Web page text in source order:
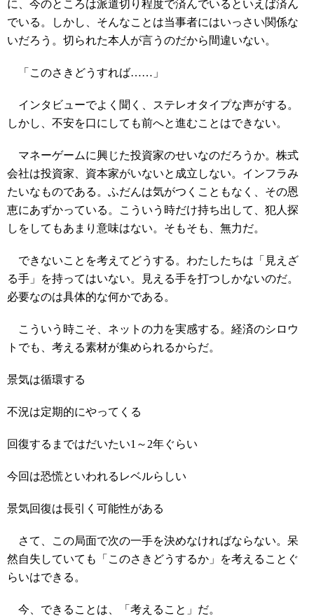
に、今のところは派遣切り程度で済んでいるといえば済ん
でいる。しかし、そんなことは当事者にはいっさい関係な
いだろう。切られた本人が言うのだから間違いない。
「このさきどうすれば……」
インタビューでよく聞く、ステレオタイプな声がする。
しかし、不安を口にしても前へと進むことはできない。
マネーゲームに興じた投資家のせいなのだろうか。株式
会社は投資家、資本家がいないと成立しない。インフラみ
たいなものである。ふだんは気がつくこともなく、その恩
恵にあずかっている。こういう時だけ持ち出して、犯人探
しをしてもあまり意味はない。そもそも、無力だ。
できないことを考えてどうする。わたしたちは「見えざ
る手」を持ってはいない。見える手を打つしかないのだ。
必要なのは具体的な何かである。
こういう時こそ、ネットの力を実感する。経済のシロウ
トでも、考える素材が集められるからだ。
景気は循環する
不況は定期的にやってくる
回復するまではだいたい1～2年ぐらい
今回は恐慌といわれるレベルらしい
景気回復は長引く可能性がある
さて、この局面で次の一手を決めなければならない。呆
然自失していても「このさきどうするか」を考えることぐ
らいはできる。
今、できることは、「考えること」だ。